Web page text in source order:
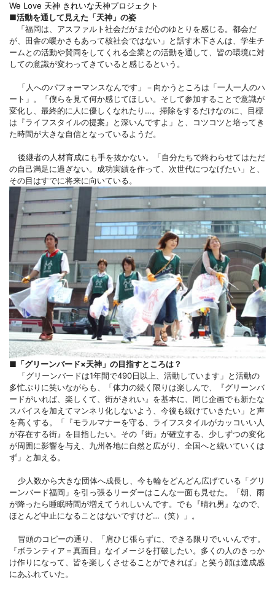
We Love 天神 きれいな天神プロジェクト
■活動を通して見えた「天神」の姿
「福岡は、アスファルト社会だがまだ心のゆとりを感じる。都会だ
が、田舎の暖かさもあって核社会ではない」と話す木下さんは、学生チ
ームとの活動や賛同をしてくれる企業との活動を通して、皆の環境に対
しての意識が変わってきていると感じるという。
「人へのパフォーマンスなんです」－向かうところは「一人一人のハ
ート」。「僕らを見て何か感じてほしい。そして参加することで意識が
変化し、最終的に人に優しくなれたり…。掃除をするだけなのに、目標
は『ライフスタイルの提案』と深いんですよ」と、コツコツと培ってき
た時間が大きな自信となっているようだ。
後継者の人材育成にも手を抜かない。「自分たちで終わらせてはただ
の自己満足に過ぎない。成功実績を作って、次世代につなげたい」と、
その目はすでに将来に向いている。
■「グリーンバード×天神」の目指すところは？
「グリーンバードは1年間で490日以上、活動しています」と活動の
多忙ぶりに笑いながらも、「体力の続く限りは楽しんで、『グリーンバ
ードがいれば、楽しくて、街がきれい』を基本に、同じ企画でも新たな
スパイスを加えてマンネリ化しないよう、今後も続けていきたい」と声
を高くする。「『モラルマナーを守る、ライフスタイルがカッコいい人
が存在する街』を目指したい。その『街』が確立する、少しずつの変化
が周囲に影響を与え、九州各地に自然と広がり、全国へと続いていくは
ず」と加える。
少人数から大きな団体へ成長し、今も輪をどんどん広げている「グリ
ーンバード福岡」を引っ張るリーダーはこんな一面も見せた。「朝、雨
が降ったら睡眠時間が増えてうれしいんです。でも『晴れ男』なので、
ほとんど中止になることはないですけど…（笑）」。
冒頭のコピーの通り、「肩ひじ張らずに、できる限りでいいんです。
『ボランティア＝真面目』なイメージを打破したい。多くの人のきっか
け作りになって、皆を楽しくさせることができれば」と笑う顔は達成感
にあふれていた。